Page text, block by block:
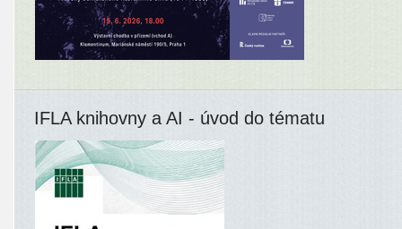
IFLA knihovny a AI - úvod do tématu